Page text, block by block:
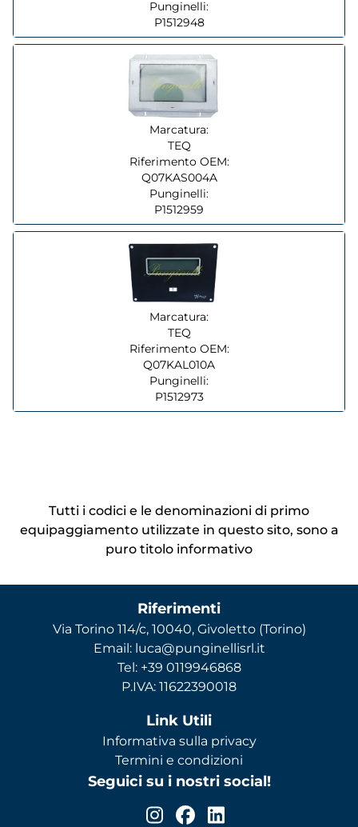
Punginelli:
P1512948
Marcatura:
TEQ
Riferimento OEM:
Q07KAS004A
Punginelli:
P1512959
Marcatura:
TEQ
Riferimento OEM:
Q07KAL010A
Punginelli:
P1512973
Tutti i codici e le denominazioni di primo
equipaggiamento utilizzate in questo sito, sono a
puro titolo informativo
Riferimenti
Via Torino 114/c, 10040, Givoletto (Torino)
Email: luca@punginellisrl.it
Tel: +39 0119946868
P.IVA: 11622390018
Link Utili
Informativa sulla privacy
Termini e condizioni
Seguici su i nostri social!